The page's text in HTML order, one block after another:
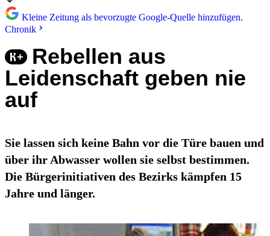
Kleine Zeitung als bevorzugte Google-Quelle hinzufügen.
Chronik
Rebellen aus
Leidenschaft geben nie
auf
Sie lassen sich keine Bahn vor die Türe bauen und
über ihr Abwasser wollen sie selbst bestimmen.
Die Bürgerinitiativen des Bezirks kämpfen 15
Jahre und länger.